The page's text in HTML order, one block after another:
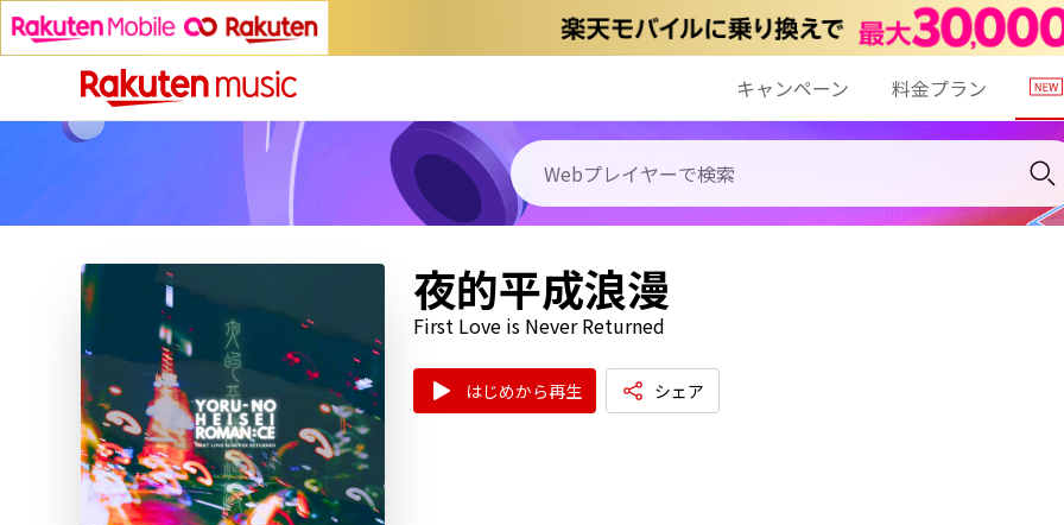
キャンペーン 料金プラン
夜的平成浪漫
First Love is Never Returned
はじめから再生 シェア